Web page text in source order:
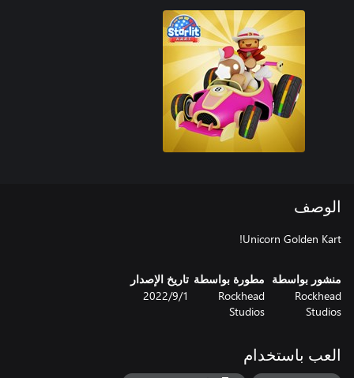
الوصف
Unicorn Golden Kart!
منشور بواسطة
Rockhead
Studios
مطورة بواسطة
Rockhead
Studios
تاريخ الإصدار
1‏/9‏/2022
العب باستخدام